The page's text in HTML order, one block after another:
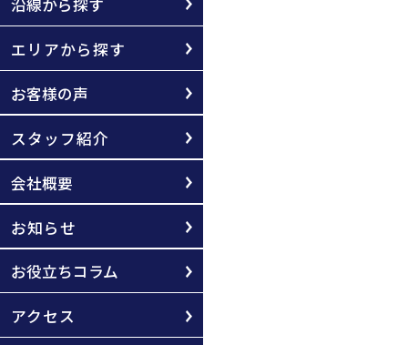
沿線から探す
エリアから探す
お客様の声
スタッフ紹介
会社概要
お知らせ
お役立ちコラム
アクセス